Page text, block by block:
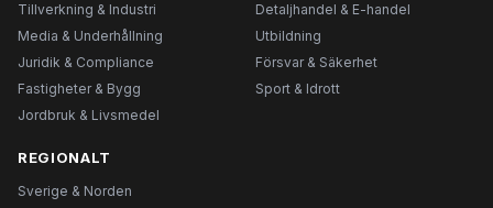
Tillverkning & Industri
Detaljhandel & E-handel
Media & Underhållning
Utbildning
Juridik & Compliance
Försvar & Säkerhet
Fastigheter & Bygg
Sport & Idrott
Jordbruk & Livsmedel
REGIONALT
Sverige & Norden